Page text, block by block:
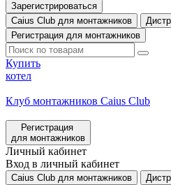
Зарегистрироваться
Caius Club для монтажников
Регистрация для монтажников
Купить
котел
Клуб монтажников Caius Club
Регистрация
для монтажников
Личный кабинет
Вход в личный кабинет
Caius Club для монтажников